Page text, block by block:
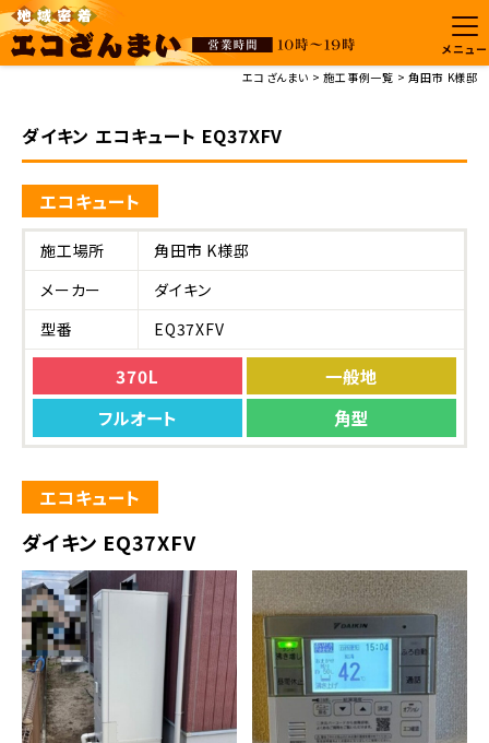
メニュー
エコざんまい
施工事例一覧 角田市 K様邸
ダイキン エコキュート EQ37XFV
エコキュート
施工場所
角田市 K様邸
メーカー
ダイキン
型番
EQ37XFV
370L
一般地
フルオート
角型
エコキュート
ダイキン EQ37XFV